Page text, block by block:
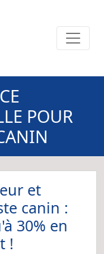
POUR
et
canin :
30% en
!